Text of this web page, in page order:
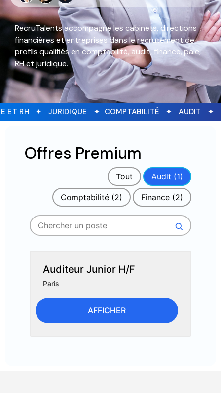
RecruTalents accompagne les cabinets, directions
financières et entreprises dans le recrutement de
profils qualifiés en comptabilité, audit, finance, paie,
RH et juridique.
Entreprise Candidat
ET RH ✦ JURIDIQUE ✦COMPTABILITÉ ✦
Offres Premium
Tout Audit (1)
Comptabilité (2) Finance (2)
Search
for
jobs
Search
Auditeur Junior H/F
Paris
AFFICHER